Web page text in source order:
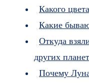
Какого
Какие
Откуда
других
Почему